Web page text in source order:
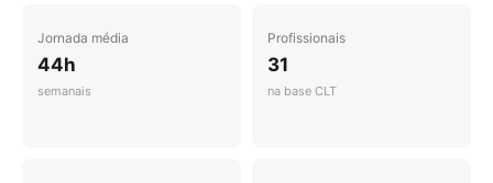
Jornada média
44h
semanais
Profissionais
31
na base CLT